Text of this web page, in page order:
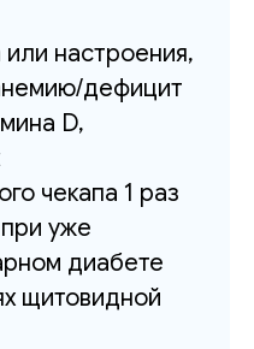
настроения,
дефицит
D,
чекапа 1 раз
уже
диабете
щитовидной